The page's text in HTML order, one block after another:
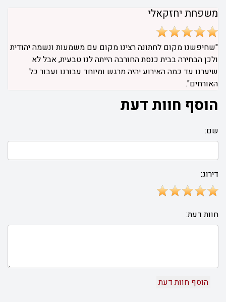
משפחת יחזקאלי
"שחיפשנו מקום לחתונה רצינו מקום עם משמעות ונשמה יהודית
ולכן הבחירה בבית כנסת החורבה הייתה לנו טבעית, אבל לא
שיערנו עד כמה האירוע יהיה מרגש ומיוחד עבורנו ועבור כל
האורחים".
הוסף חוות דעת
שם:
דירוג:
חוות דעת: